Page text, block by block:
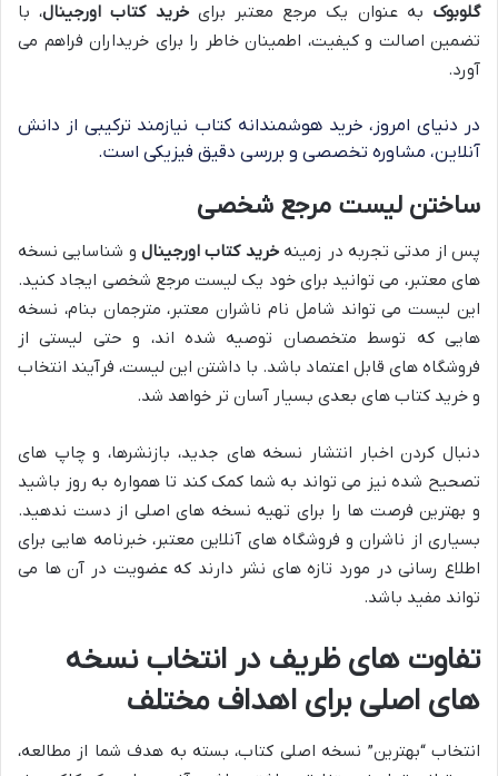
گلوبوک به عنوان یک مرجع معتبر برایخرید کتاب اورجینال، با
تضمین اصالت و کیفیت، اطمینان خاطر را برای خریداران فراهم می
آورد.
در دنیای امروز، خرید هوشمندانه کتاب نیازمند ترکیبی از دانش
آنلاین، مشاوره تخصصی و بررسی دقیق فیزیکی است.
ساختن لیست مرجع شخصی
پس از مدتی تجربه در زمینهخرید کتاب اورجینالو شناسایی نسخه
های معتبر، می توانید برای خود یک لیست مرجع شخصی ایجاد کنید.
این لیست می تواند شامل نام ناشران معتبر، مترجمان بنام، نسخه
هایی که توسط متخصصان توصیه شده اند، و حتی لیستی از
فروشگاه های قابل اعتماد باشد. با داشتن این لیست، فرآیند انتخاب
و خرید کتاب های بعدی بسیار آسان تر خواهد شد.
دنبال کردن اخبار انتشار نسخه های جدید، بازنشرها، و چاپ های
تصحیح شده نیز می تواند به شما کمک کند تا همواره به روز باشید
و بهترین فرصت ها را برای تهیه نسخه های اصلی از دست ندهید.
بسیاری از ناشران و فروشگاه های آنلاین معتبر، خبرنامه هایی برای
اطلاع رسانی در مورد تازه های نشر دارند که عضویت در آن ها می
تواند مفید باشد.
تفاوت های ظریف در انتخاب نسخه
های اصلی برای اهداف مختلف
انتخاب “بهترین” نسخه اصلی کتاب، بسته به هدف شما از مطالعه،